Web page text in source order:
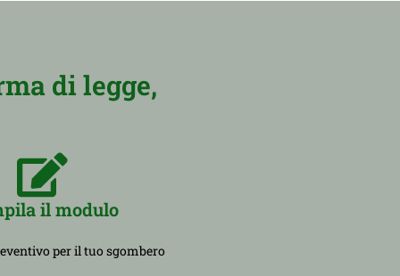
di legge,
il modulo
per il tuo sgombero